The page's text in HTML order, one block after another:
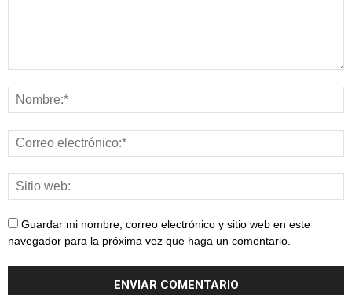
Guardar mi nombre, correo electrónico y sitio web en este
navegador para la próxima vez que haga un comentario.